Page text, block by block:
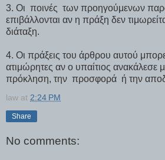
3. Οι ποινές των προηγούμενων
επιβάλλονται αν η πράξη δεν
διάταξη.
4. Οι πράξεις του άρθρου αυτού
ατιμώρητες αν ο υπαίτιος ανακάλεσε
πρόκληση, την προσφορά ή την
law at 2:24 PM
Share
No comments: